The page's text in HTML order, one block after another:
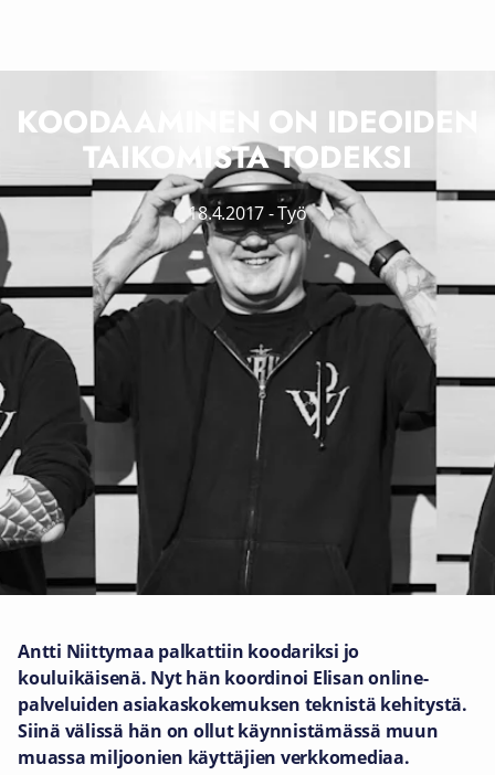
KOODAAMINEN ON IDEOIDEN
TAIKOMISTA TODEKSI
18.4.2017-Työ
Antti Niittymaa palkattiin koodariksi jo
kouluikäisenä. Nyt hän koordinoi Elisan online-
palveluiden asiakaskokemuksen teknistä kehitystä.
Siinä välissä hän on ollut käynnistämässä muun
muassa miljoonien käyttäjien verkkomediaa.